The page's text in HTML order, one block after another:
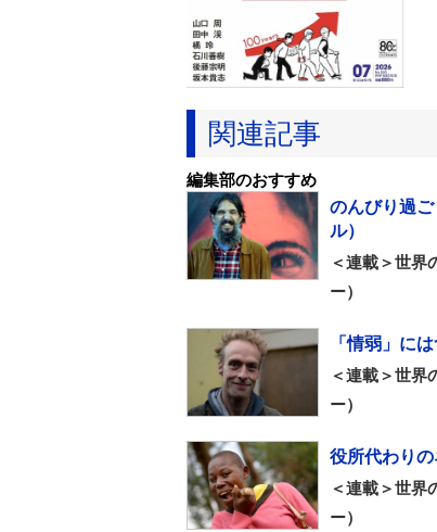
関連記事
編集部のおすすめ
のんびり過
ル）
＜連載＞世界
ー）
「情弱」に
＜連載＞世界
ー）
役所代わりの
＜連載＞世界
ー）